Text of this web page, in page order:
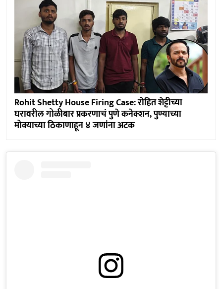
Rohit Shetty House Firing Case: रोहित शेट्टीच्या
घरावरील गोळीबार प्रकरणाचं पुणे कनेक्शन, पुण्याच्या
मोक्याच्या ठिकाणाहून ४ जणांना अटक